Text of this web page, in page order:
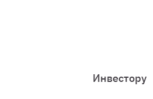
Инвестору